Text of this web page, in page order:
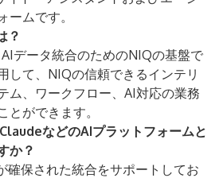
ームです。
？
データ統合のためのNIQの基盤で
して、NIQの信頼できるインテリ
ム、ワークフロー、AI対応の業務
とができます。
などのAIプラットフォームと
か？
確保された統合をサポートしてお